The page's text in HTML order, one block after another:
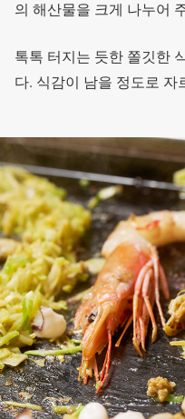
의 해산물을 크게 나누어
톡톡 터지는 듯한 쫄깃한
다. 식감이 남을 정도로 자